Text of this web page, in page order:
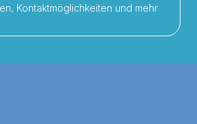
Kontaktmöglichkeiten und mehr